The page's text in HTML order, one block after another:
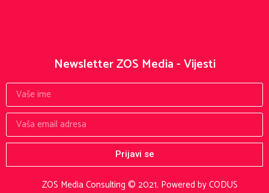
ZOS Media Consulting © 2021. Powered by CODUS
Newsletter ZOS Media - Vijesti
Prijavi se